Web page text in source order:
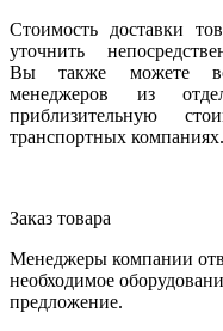
Стоимость доставки
уточнить
Вы также можете
менеджеров из
приблизительную
транспортных компаниях.
Заказ товара
Менеджеры компании
необходимое
предложение.